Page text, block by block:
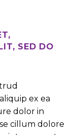
SED DO
ex ea
dolor in
cillum dolore